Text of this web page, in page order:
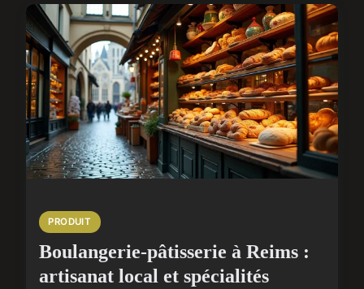
PRODUIT
Boulangerie-pâtisserie à Reims :
artisanat local et spécialités